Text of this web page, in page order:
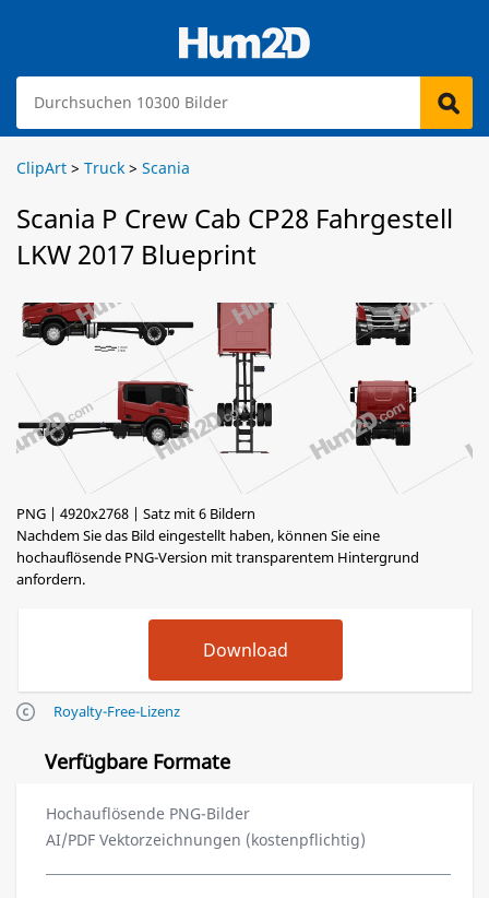
ClipArt > Truck > Scania
Scania P Crew Cab CP28 Fahrgestell
LKW 2017 Blueprint
PNG | 4920x2768 | Satz mit 6 Bildern
Nachdem Sie das Bild eingestellt haben, können Sie eine
hochauflösende PNG-Version mit transparentem Hintergrund
anfordern.
Royalty-Free-Lizenz
Verfügbare Formate
Hochauflösende PNG-Bilder
AI/PDF Vektorzeichnungen (kostenpflichtig)